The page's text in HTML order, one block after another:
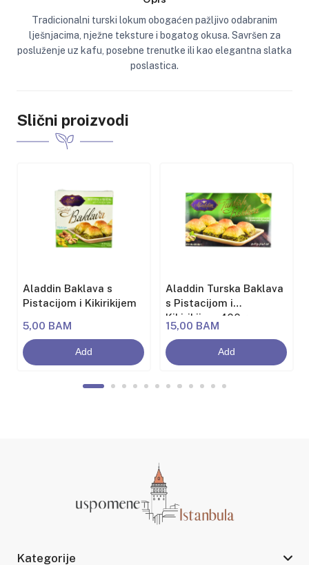
Tradicionalni turski lokum obogaćen pažljivo odabranim
lješnjacima, nježne teksture i bogatog okusa. Savršen za
posluženje uz kafu, posebne trenutke ili kao elegantna slatka
poslastica.
Slični proizvodi
Aladdin Baklava s
Pistacijom i Kikirikijem
5,00 BAM
Add
Aladdin Turska Baklava
s Pistacijom i
Kikirikijem 400g
15,00 BAM
Add
Kategorije